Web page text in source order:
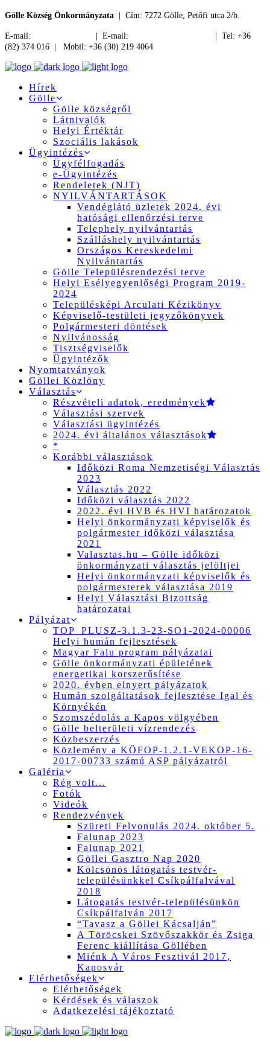
Gölle Község Önkormányzata | Cím: 7272 Gölle, Petőfi utca 2/b.
E-mail: | E-mail:
| Tel: +36
(82) 374 016 | Mobil: +36 (30) 219 4064
Hírek
Gölle
Gölle községről
Látnivalók
Helyi Értéktár
Szociális lakások
Ügyintézés
Ügyfélfogadás
e-Ügyintézés
Rendeletek (NJT)
NYILVÁNTARTÁSOK
Vendéglátó üzletek 2024. évi
hatósági ellenőrzési terve
Telephely nyilvántartás
Szálláshely nyilvántartás
Országos Kereskedelmi
Nyilvántartás
Gölle Településrendezési terve
Helyi Esélyegyenlőségi Program 2019-
2024
Településképi Arculati Kézikönyv
Képviselő-testületi jegyzőkönyvek
Polgármesteri döntések
Nyilvánosság
Tisztségviselők
Ügyintézők
Nyomtatványok
Göllei Közlöny
Választás
Részvételi adatok, eredmények
Választási szervek
Választási ügyintézés
2024. évi általános választások
*
Korábbi választások
Időközi Roma Nemzetiségi Választás
2023
Választás 2022
Időközi választás 2022
2022. évi HVB és HVI határozatok
Helyi önkormányzati képviselők és
polgármester időközi választása
2021
Valasztas.hu – Gölle időközi
önkormányzati választás jelöltjei
Helyi önkormányzati képviselők és
polgármesterek választása 2019
Helyi Választási Bizottság
határozatai
Pályázat
TOP_PLUSZ-3.1.3-23-SO1-2024-00006
Helyi humán fejlesztések
Magyar Falu program pályázatai
Gölle önkormányzati épületének
energetikai korszerűsítése
2020. évben elnyert pályázatok
Humán szolgáltatások fejlesztése Igal és
Környékén
Szomszédolás a Kapos völgyében
Gölle belterületi vízrendezés
Közbeszerzés
Közlemény a KÖFOP-1.2.1-VEKOP-16-
2017-00733 számú ASP pályázatról
Galéria
Rég volt…
Fotók
Videók
Rendezvények
Szüreti Felvonulás 2024. október 5.
Falunap 2023
Falunap 2021
Göllei Gasztro Nap 2020
Kölcsönös látogatás testvér-
településünkkel Csíkpálfalvával
2018
Látogatás testvér-településünkön
Csíkpálfalván 2017
“Tavasz a Göllei Kácsalján”
A Töröcskei Szövőszakkör és Zsiga
Ferenc kiállítása Göllében
Miénk A Város Fesztivál 2017,
Kaposvár
Elérhetőségek
Elérhetőségek
Kérdések és válaszok
Adatkezelési tájékoztató